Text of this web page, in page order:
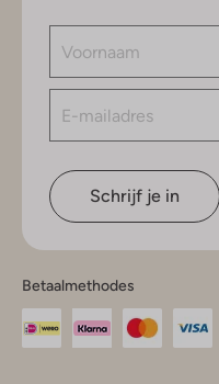
Schrijf je in
Betaalmethodes